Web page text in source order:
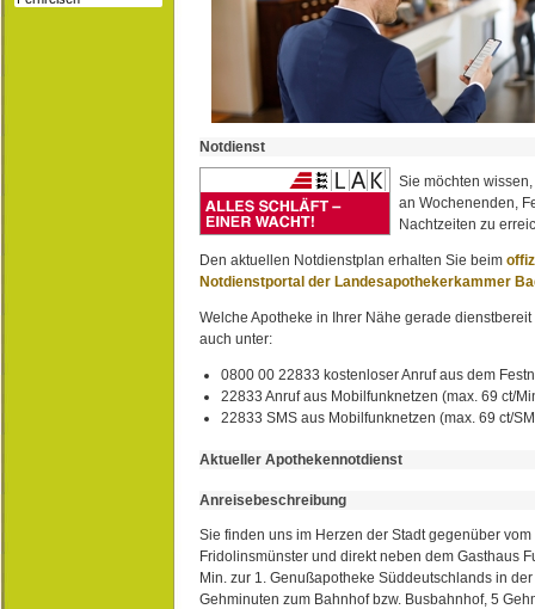
Notdienst
Sie möchten
an Wochenenden,
Nachtzeiten zu
Den aktuellen Notdienstplan erhalten Sie beim
Notdienstportal der Landesapothekerkammer
Welche Apotheke in Ihrer Nähe gerade
auch unter:
0800 00 22833 kostenloser Anruf aus dem
22833 Anruf aus Mobilfunknetzen (max. 69 ct/
22833 SMS aus Mobilfunknetzen (max. 69 ct/
Aktueller Apothekennotdienst
Anreisebeschreibung
Sie finden uns im Herzen der Stadt gegenüber
Fridolinsmünster und direkt neben dem Gasthaus
Min. zur 1. Genußapotheke Süddeutschlands in
Gehminuten zum Bahnhof bzw. Busbahnhof, 5